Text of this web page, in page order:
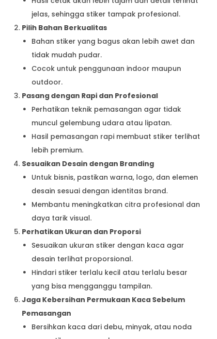
jelas, sehingga stiker tampak profesional.
Pilih Bahan Berkualitas
Bahan stiker yang bagus akan lebih awet dan
tidak mudah pudar.
Cocok untuk penggunaan indoor maupun
outdoor.
Pasang dengan Rapi dan Profesional
Perhatikan teknik pemasangan agar tidak
muncul gelembung udara atau lipatan.
Hasil pemasangan rapi membuat stiker terlihat
lebih premium.
Sesuaikan Desain dengan Branding
Untuk bisnis, pastikan warna, logo, dan elemen
desain sesuai dengan identitas brand.
Membantu meningkatkan citra profesional dan
daya tarik visual.
Perhatikan Ukuran dan Proporsi
Sesuaikan ukuran stiker dengan kaca agar
desain terlihat proporsional.
Hindari stiker terlalu kecil atau terlalu besar
yang bisa mengganggu tampilan.
Jaga Kebersihan Permukaan Kaca Sebelum
Pemasangan
Bersihkan kaca dari debu, minyak, atau noda